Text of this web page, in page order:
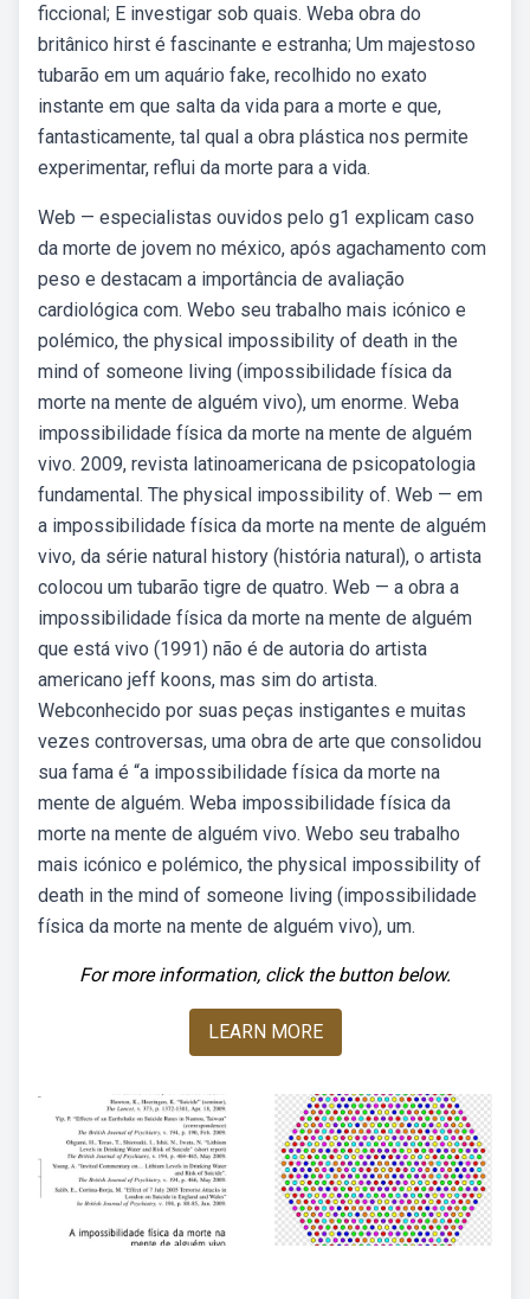
ficcional; E investigar sob quais. Weba obra do
britânico hirst é fascinante e estranha; Um majestoso
tubarão em um aquário fake, recolhido no exato
instante em que salta da vida para a morte e que,
fantasticamente, tal qual a obra plástica nos permite
experimentar, reflui da morte para a vida.
Web — especialistas ouvidos pelo g1 explicam caso
da morte de jovem no méxico, após agachamento com
peso e destacam a importância de avaliação
cardiológica com. Webo seu trabalho mais icónico e
polémico, the physical impossibility of death in the
mind of someone living (impossibilidade física da
morte na mente de alguém vivo), um enorme. Weba
impossibilidade física da morte na mente de alguém
vivo. 2009, revista latinoamericana de psicopatologia
fundamental. The physical impossibility of. Web — em
a impossibilidade física da morte na mente de alguém
vivo, da série natural history (história natural), o artista
colocou um tubarão tigre de quatro. Web — a obra a
impossibilidade física da morte na mente de alguém
que está vivo (1991) não é de autoria do artista
americano jeff koons, mas sim do artista.
Webconhecido por suas peças instigantes e muitas
vezes controversas, uma obra de arte que consolidou
sua fama é “a impossibilidade física da morte na
mente de alguém. Weba impossibilidade física da
morte na mente de alguém vivo. Webo seu trabalho
mais icónico e polémico, the physical impossibility of
death in the mind of someone living (impossibilidade
física da morte na mente de alguém vivo), um.
For more information, click the button below.
LEARN MORE